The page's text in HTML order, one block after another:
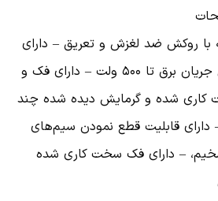
با روکش ضد لغزش و تعریق – دارای
دسته عایق جریان برق تا ۵۰۰ ولت – دارای فک و
شده و گرمایش دیده شده چند
دارای قابلیت قطع نمودن سیم‌های
– دارای فک سخت کاری شده